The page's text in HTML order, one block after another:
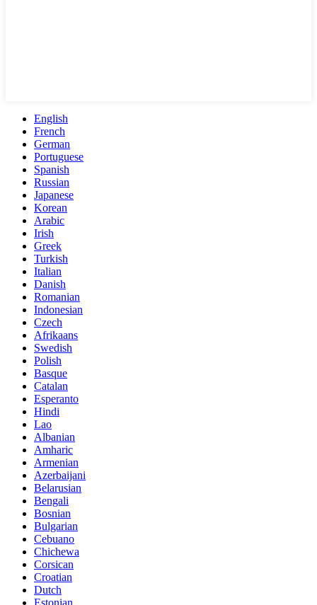
English
French
German
Portuguese
Spanish
Russian
Japanese
Korean
Arabic
Irish
Greek
Turkish
Italian
Danish
Romanian
Indonesian
Czech
Afrikaans
Swedish
Polish
Basque
Catalan
Esperanto
Hindi
Lao
Albanian
Amharic
Armenian
Azerbaijani
Belarusian
Bengali
Bosnian
Bulgarian
Cebuano
Chichewa
Corsican
Croatian
Dutch
Estonian